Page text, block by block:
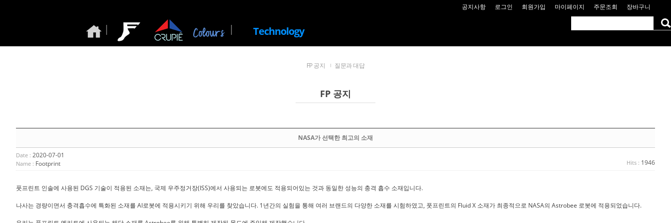
공지사항 로그인 회원가입 마이페이지 주문조회 장바구니
| | Technology
FP 공지 질문과 대답
FP 공지
NASA가 선택한 최고의 소재
Date : 2020-07-01
Name : Footprint Hits : 1946
풋프린트 인솔에 사용된 DGS 기술이 적용된 소재는, 국제 우주정거장(ISS)에서 사용되는 로봇에도 적용되어있는 것과 동일한 성능의 충격 흡수 소재입니다.
나사는 경량이면서 충격흡수에 특화된 소재를 AI로봇에 적용시키기 위해 우리를 찾았습니다. 1년간의 실험을 통해 여러 브랜드의 다양한 소재를 시험하였고, 풋프린트의 Fluid X 소재가 최종적으로 NASA의 Astrobee 로봇에 적용되었습니다.